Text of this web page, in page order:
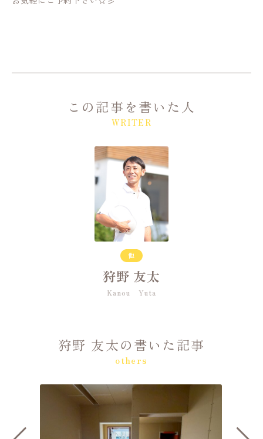
この記事を書いた人
WRITER
他
狩野 友太
Kanou Yuta
狩野 友太の書いた記事
others